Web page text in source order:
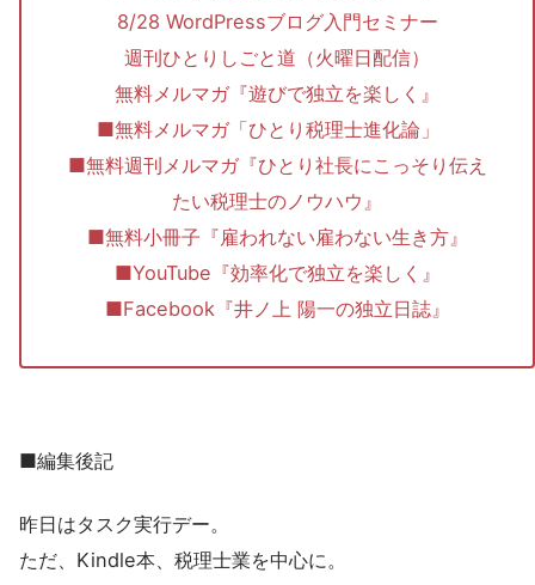
8/28 WordPressブログ入門セミナー
週刊ひとりしごと道（火曜日配信）
無料メルマガ『遊びで独立を楽しく』
■無料メルマガ「ひとり税理士進化論」
■無料週刊メルマガ『ひとり社長にこっそり伝え
たい税理士のノウハウ』
■無料小冊子『雇われない雇わない生き方』
■YouTube『効率化で独立を楽しく』
■Facebook『井ノ上 陽一の独立日誌』
■編集後記
昨日はタスク実行デー。
ただ、Kindle本、税理士業を中心に。